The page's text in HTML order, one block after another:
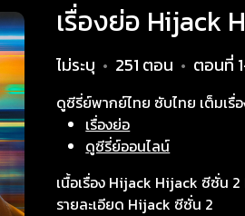
เรื่องย่อ Hijack
ไม่ระบุ • 251 ตอน • ตอนที่
ดูซีรี่ย์พากย์ไทย ซับไทย เต็มเรื่
เรื่องย่อ
ดูซีรี่ย์ออนไลน์
เนื้อเรื่อง Hijack Hijack ซีซั่น 2
รายละเอียด Hijack ซีซั่น 2